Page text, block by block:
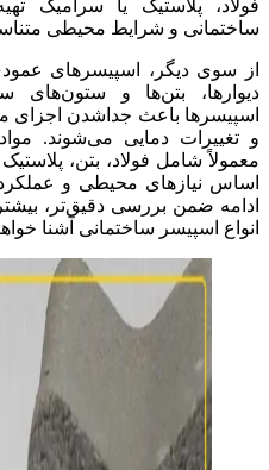
فولاد، پلاستیک یا سرامیک
ساختمانی و شرایط محیطی
از سوی دیگر، اسپیسرهای
دیوارها، بتن‌ها و ستون‌های
اسپیسرها باعث جداشدن اجزای
و تغییرات دمایی می‌شوند.
معمولاً شامل فولاد، بتن،
اساس نیازهای محیطی و
ادامه ضمن بررسی دقیق‌تر،
انواع اسپیسر ساختمانی آشنا